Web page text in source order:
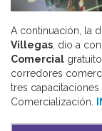
A continuación, la
Villegas, dio a
Comercial
corredores
tres
Comercialización.